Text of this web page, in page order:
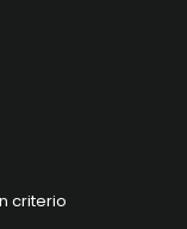
criterio